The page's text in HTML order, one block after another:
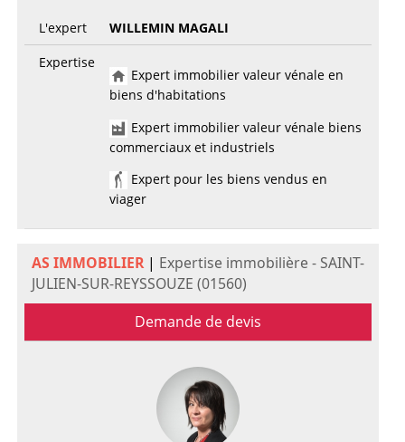
L'expert
WILLEMIN MAGALI
Expertise
Expert immobilier valeur vénale en
biens d'habitations
Expert immobilier valeur vénale biens
commerciaux et industriels
Expert pour les biens vendus en
viager
AS IMMOBILIER| Expertise immobilière - SAINT-
JULIEN-SUR-REYSSOUZE (01560)
Demande de devis